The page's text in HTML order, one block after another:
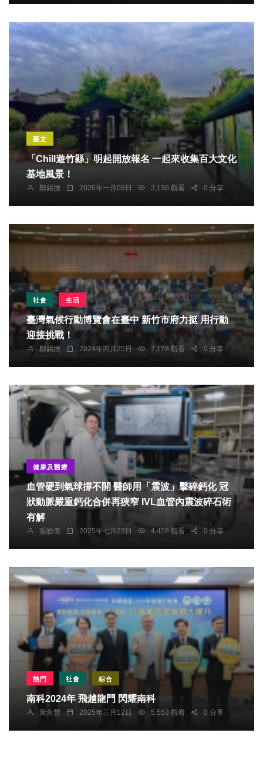
藝文
「Chill遊竹縣」明起開放報名 一起來收集百大文化
基地風景！
鄭銘德 2026年一月09日 3,136 觀看 0 分享
社會 生活
臺灣氣候行動博覽會在臺中 新竹市府力挺 用行動
迎接挑戰！
鄭銘德 2024年四月25日 7,178 觀看 0 分享
健康及醫療
血管硬到氣球撐不開 醫師用「震波」擊碎鈣化 冠
狀動脈嚴重鈣化合併再狹窄 IVL血管內震波碎石術
有解
張皓傑 2025年七月23日 4,458 觀看 0 分享
熱門 社會 綜合
南科2024年 飛越龍門 閃耀南科
黃永豐 2025年三月12日 5,553 觀看 0 分享